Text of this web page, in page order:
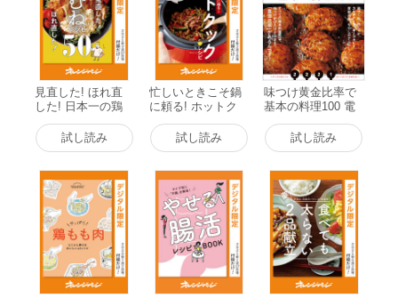
見直した! ほれ直
した! 日本一の鶏
むねレシピ50 電子
書籍版試し読み
忙しいときこそ鍋
に頼る! ホットク
ックレシピ 電子書
籍版
試し読み
味つけ黄金比率で
基本の料理100 電
子書籍版
試し読み